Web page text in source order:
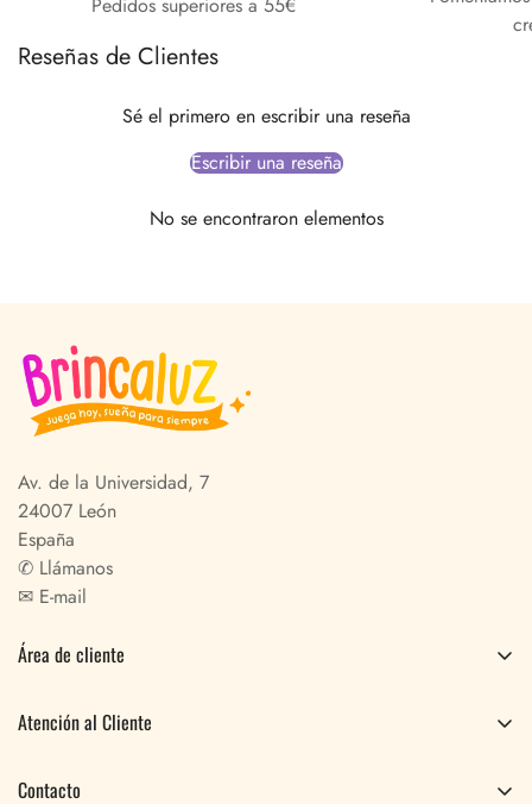
Reseñas de Clientes
Sé el primero en escribir una reseña
Escribir una reseña
No se encontraron elementos
Av. de la Universidad, 7
24007 León
España
✆ Llámanos
✉ E-mail
Área de cliente
Perfil
Atención al Cliente
Contacto